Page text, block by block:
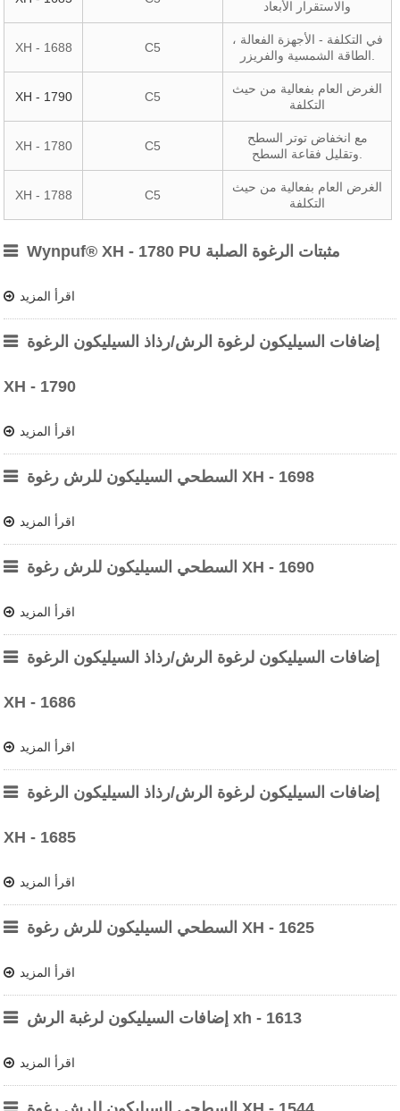
والاستقرار الأبعاد
XH - 1688 C5
في التكلفة - الأجهزة الفعالة ،
XH - 1790 C5
الغرض العام بفعالية من حيث
التكلفة
XH - 1780 C5
مع انخفاض توتر السطح
XH - 1788 C5
الغرض العام بفعالية من حيث
التكلفة
Wynpuf® XH - 1780 PU مثبتات الرغوة الصلبة
اقرأ المزيد
إضافات السيليكون لرغوة الرش/رذاذ السيليكون الرغوة
XH - 1790
اقرأ المزيد
السطحي السيليكون للرش رغوة XH - 1698
اقرأ المزيد
السطحي السيليكون للرش رغوة XH - 1690
اقرأ المزيد
إضافات السيليكون لرغوة الرش/رذاذ السيليكون الرغوة
XH - 1686
اقرأ المزيد
إضافات السيليكون لرغوة الرش/رذاذ السيليكون الرغوة
XH - 1685
اقرأ المزيد
السطحي السيليكون للرش رغوة XH - 1625
اقرأ المزيد
إضافات السيليكون لرغبة الرش xh - 1613
اقرأ المزيد